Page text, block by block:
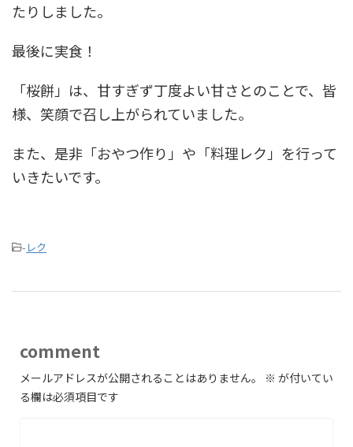
たりしました。
最後に実食！
「桜餅」は、甘すぎず丁度よい甘さとのことで、皆
様、笑顔で召し上がられていました。
また、是非「おやつ作り」や「料理レク」を行って
いきたいです。
- レク
comment
メールアドレスが公開されることはありません。 ※ が付いてい
る欄は必須項目です